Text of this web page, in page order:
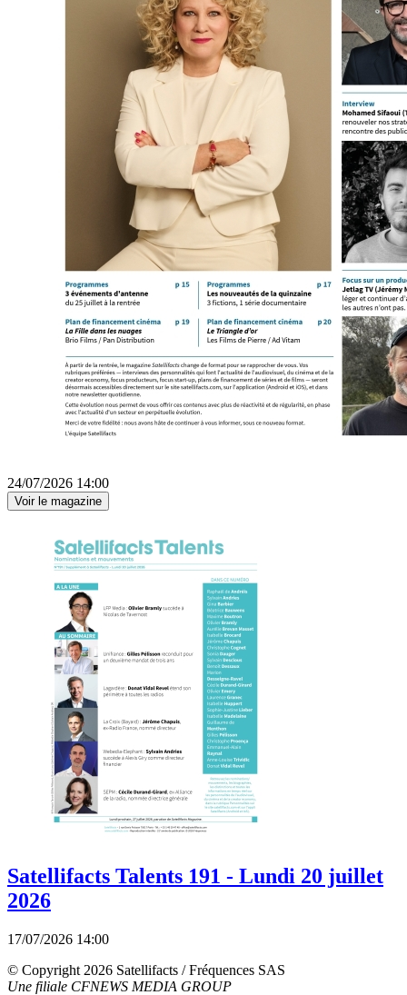
24/07/2026 14:00
Voir le magazine
Satellifacts Talents 191 - Lundi 20 juillet
2026
17/07/2026 14:00
© Copyright 2026 Satellifacts / Fréquences SAS
Une filiale CFNEWS MEDIA GROUP